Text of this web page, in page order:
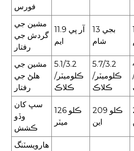
فورس
مشين جي
گردش جي
رفتار
11.9 آر پي
ايم
13 بجي
شام
مشين جي
هلڻ جي
رفتار
5.1/3.2
ڪلوميٽر/
ڪلاڪ
5.7/3.2
ڪلوميٽر/
ڪلاڪ
سڀ کان
وڏو
ڪشش
126 ڪلو
ميٽر
209 ڪلو
اين
هارويسٽنگ